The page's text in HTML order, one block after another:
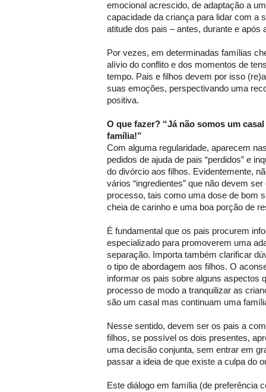
emocional acrescido, de adaptação a
capacidade da criança para lidar com a
atitude dos pais – antes, durante e após
Por vezes, em determinadas famílias
alívio do conflito e dos momentos de
tempo. Pais e filhos devem por isso
suas emoções, perspectivando uma
positiva.
O que fazer? “Já não somos um
família!”
Com alguma regularidade, aparecem
pedidos de ajuda de pais “perdidos” e
do divórcio aos filhos. Evidentemente,
vários “ingredientes” que não devem
processo, tais como uma dose de bom
cheia de carinho e uma boa porção de
É fundamental que os pais procurem
especializado para promoverem uma
separação. Importa também clarificar
o tipo de abordagem aos filhos. O
informar os pais sobre alguns aspectos
processo de modo a tranquilizar as
são um casal mas continuam uma
Nesse sentido, devem ser os pais a
filhos, se possível os dois presentes,
uma decisão conjunta, sem entrar em
passar a ideia de que existe a culpa do
Este diálogo em família (de preferência